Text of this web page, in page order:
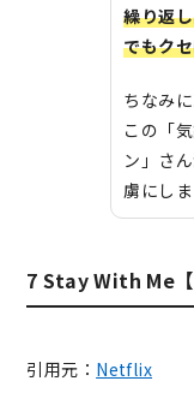
繰り返
でもク
ちなみ
この「
ン」さ
虜にしま
7 Stay With Me【
引用元： Netflix